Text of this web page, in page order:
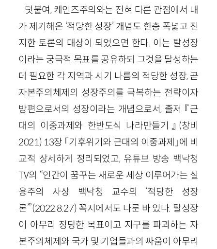
덧붙여, 케인즈주의와는 전혀 다른 관점에서 내
가 제기해온 ‘적당한 성장’ 개념도 한층 폭넓고 진
지한 토론의 대상이 되었으면 한다. 이는 탈성장
이라는 궁극적 목표를 공유하되 그것을 달성하는
데 필요한 각 지역과 시기 나름의 적당한 성장, 곧
자본주의체제의 성장주의를 극복하는 전략이자
방편으로서의 성장이라는 개념으로서, 졸저 『근
대의 이중과제와 한반도식 나라만들기』(창비
2021) 13장 「기후위기와 근대의 이중과제」에 비
교적 상세하게 정리되었고, 유튜브 방송 백낙청
TV의 “인간이 꿈꾸는 새로운 세상 이루어가는 실
용주의 사상 백낙청 교수의 ‘적당한 성장
론’”(2022.8.27) 꼭지에서도 다룬 바 있다. 탈성장
이 아무리 정당한 목표이고 지구를 파괴하는 자
본주의체제와 국가 및 기업들과의 싸움이 아무리